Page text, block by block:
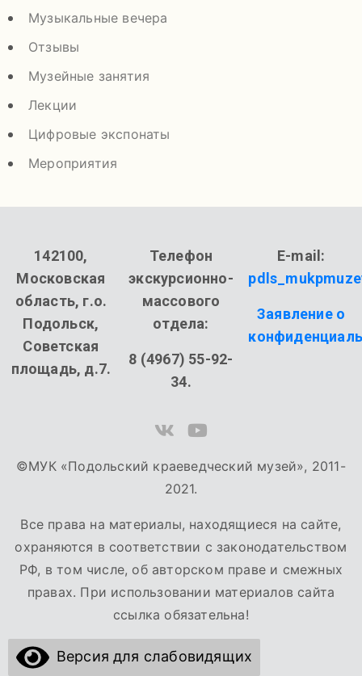
Музыкальные вечера
Отзывы
Музейные занятия
Лекции
Цифровые экспонаты
Мероприятия
142100,
Московская
область, г.о.
Подольск,
Советская
площадь, д.7.
Телефон
экскурсионно-
массового
отдела:
8 (4967) 55-92-
34.
E-mail:
Заявление о
©МУК «Подольский краеведческий музей», 2011-
2021.
Все права на материалы, находящиеся на сайте,
охраняются в соответствии с законодательством
РФ, в том числе, об авторском праве и смежных
правах. При использовании материалов сайта
ссылка обязательна!
Версия для слабовидящих